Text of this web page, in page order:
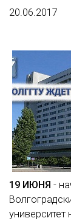
20.06.2017
19 ИЮНЯ -
университет